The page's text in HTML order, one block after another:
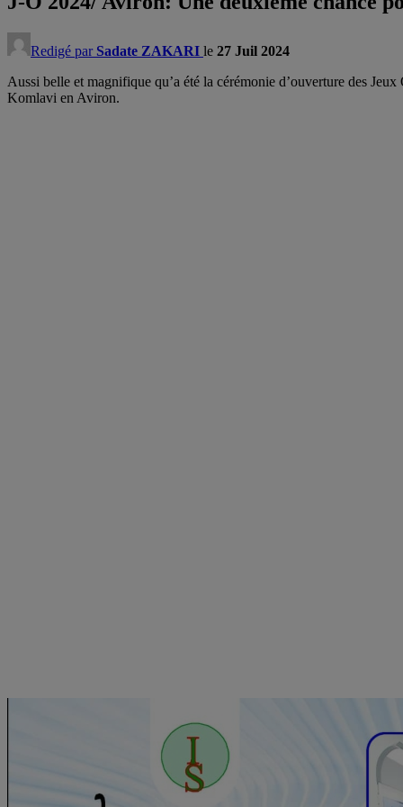
Redigé par Sadate ZAKARI le 27 Juil 2024
Aussi belle et magnifique qu’a été la cérémonie d’ouverture des
Komlavi en Aviron.